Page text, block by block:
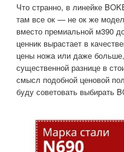
Что странно, в линейке
там все ок — не ок же
вместо премиальной м390
ценник вырастает в
цены ножа или даже
существенной разнице в
смысл подобной ценовой
буду советовать выбирать